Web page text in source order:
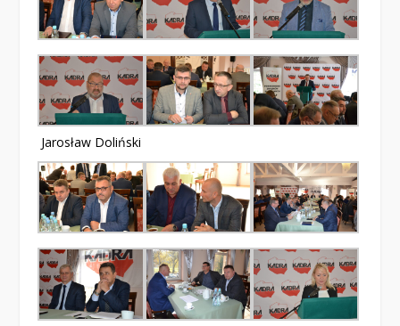
Jarosław Doliński